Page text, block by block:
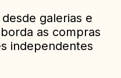
galerias e
as compras
independentes